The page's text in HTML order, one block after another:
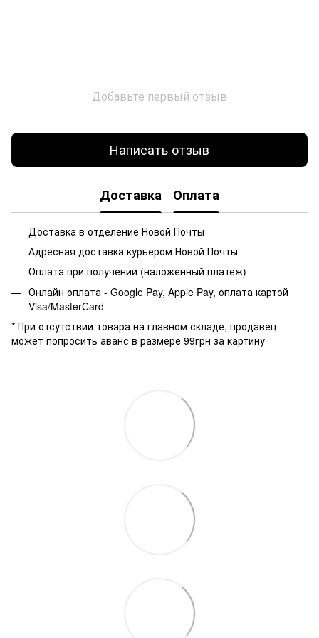
Добавьте первый отзыв
Написать отзыв
Доставка Оплата
Доставка в отделение Новой Почты
Адресная доставка курьером Новой Почты
Оплата при получении (наложенный платеж)
Онлайн оплата - Google Pay, Apple Pay, оплата картой
Visa/MasterCard
* При отсутствии товара на главном складе, продавец
может попросить аванс в размере 99грн за картину